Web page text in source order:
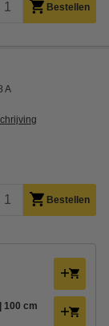
Bestellen
A
Bestellen
100 cm